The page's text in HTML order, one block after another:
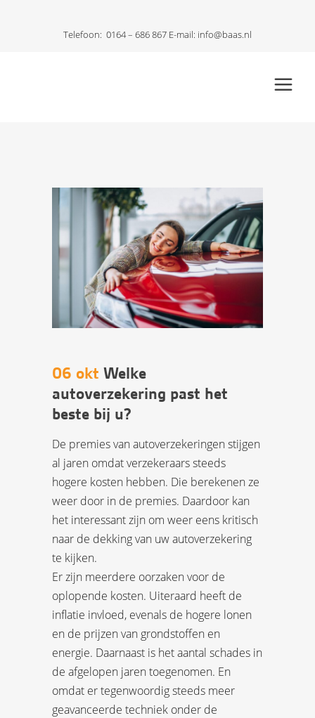
Telefoon: 0164 – 686 867 E-mail: info@baas.nl
06 okt Welke
autoverzekering past het
beste bij u?
De premies van autoverzekeringen stijgen
al jaren omdat verzekeraars steeds
hogere kosten hebben. Die berekenen ze
weer door in de premies. Daardoor kan
het interessant zijn om weer eens kritisch
naar de dekking van uw autoverzekering
te kijken.
Er zijn meerdere oorzaken voor de
oplopende kosten. Uiteraard heeft de
inflatie invloed, evenals de hogere lonen
en de prijzen van grondstoffen en
energie. Daarnaast is het aantal schades in
de afgelopen jaren toegenomen. En
omdat er tegenwoordig steeds meer
geavanceerde techniek onder de